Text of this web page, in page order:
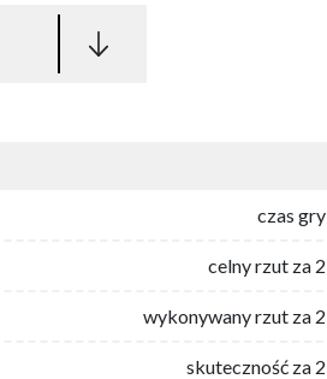
czas gry
celny rzut za 2
wykonywany rzut za 2
skuteczność za 2